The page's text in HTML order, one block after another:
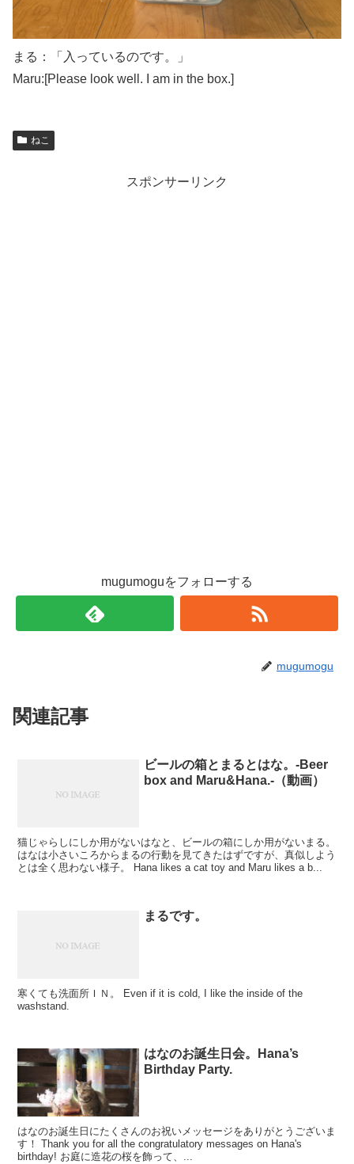
まる：「入っているのです。」
Maru:[Please look well. I am in the box.]
ねこ
スポンサーリンク
mugumoguをフォローする
mugumogu
関連記事
ビールの箱とまるとはな。-Beer
box and Maru&Hana.-（動画）
猫じゃらしにしか用がないはなと、ビールの箱にしか用がないまる。
はなは小さいころからまるの行動を見てきたはずですが、真似しよう
とは全く思わない様子。 Hana likes a cat toy and Maru likes a b...
まるです。
寒くても洗面所ＩＮ。 Even if it is cold, I like the inside of the
washstand.
はなのお誕生日会。Hana’s
Birthday Party.
はなのお誕生日にたくさんのお祝いメッセージをありがとうございま
す！ Thank you for all the congratulatory messages on Hana's
birthday! お庭に造花の桜を飾って、...